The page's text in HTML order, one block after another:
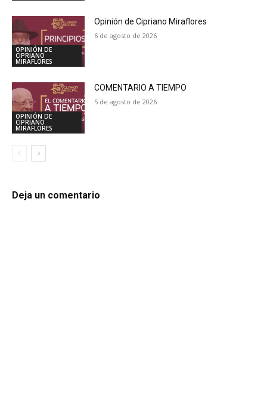
OPINIÓN DE
CIPRIANO
MIRAFLORES
Opinión de Cipriano Miraflores
6 de agosto de 2026
OPINIÓN DE
CIPRIANO
MIRAFLORES
COMENTARIO A TIEMPO
5 de agosto de 2026
Deja un comentario